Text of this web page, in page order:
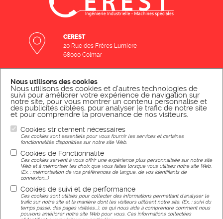
CEREST
20 Rue des Frères Lumiere
68000 Colmar
CONTACT US BY E-MAIL
SEND A MESSAGE
CONTACT US BY PHONE
CALL US
Nous utilisons des cookies
Nous utilisons des cookies et d'autres technologies de
suivi pour améliorer votre expérience de navigation sur
notre site, pour vous montrer un contenu personnalisé et
des publicités ciblées, pour analyser le trafic de notre site
et pour comprendre la provenance de nos visiteurs.
Cookies strictement nécessaires
Ces cookies sont essentiels pour vous fournir les services et certaines
fonctionnalités disponibles sur notre site Web.
Cookies de Fonctionnalité
Ces cookies servent à vous offrir une expérience plus personnalisée sur notre site
Web et à mémoriser les choix que vous faites lorsque vous utilisez notre site Web.
(Ex. : mémorisation de vos préférences de langue, de vos identifiants de
connexion...)
Cookies de suivi et de performance
Ces cookies sont utilisés pour collecter des informations permettant d'analyser le
trafic sur notre site et la manière dont les visiteurs utilisent notre site. (Ex. : suivi du
temps passé, des pages visitées...), ce qui nous aide à comprendre comment nous
pouvons améliorer notre site Web pour vous. Ces informations collectées